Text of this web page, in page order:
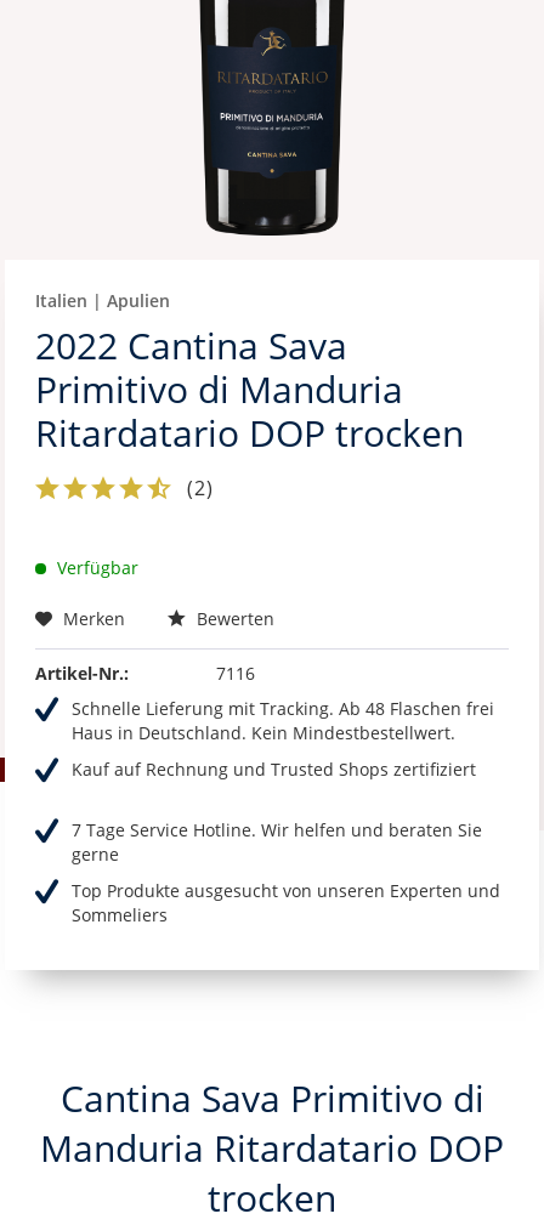
Italien | Apulien
2022 Cantina Sava
Primitivo di Manduria
Ritardatario DOP trocken
(2)
Verfügbar
Merken Bewerten
Artikel-Nr.:
7116
Schnelle Lieferung mit Tracking. Ab 48 Flaschen frei
Haus in Deutschland. Kein Mindestbestellwert.
Kauf auf Rechnung und Trusted Shops zertifiziert
7 Tage Service Hotline. Wir helfen und beraten Sie
gerne
Top Produkte ausgesucht von unseren Experten und
Sommeliers
Cantina Sava Primitivo di
Manduria Ritardatario DOP
trocken